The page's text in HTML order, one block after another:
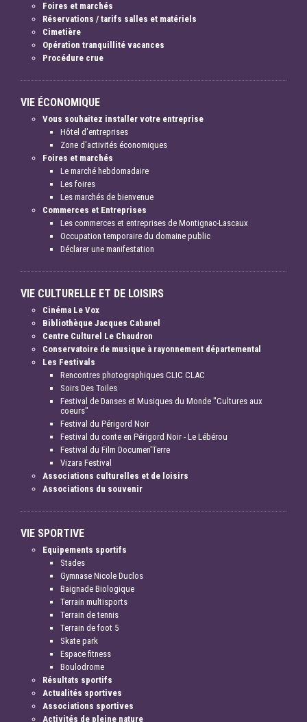
Foires et marchés
Réservations / tarifs salles et matériels
Cimetière
Opération tranquillité vacances
Procédure crue
VIE ÉCONOMIQUE
Vous souhaitez installer votre entreprise
Hôtel d'entreprises
Zone d'activités économiques
Foires et marchés
Le marché hebdomadaire
Les foires
Les marchés de bienvenue
Commerces et Entreprises
Les commerces et entreprises de Montignac-Lascaux
Occupation temporaire du domaine public
Déclarer une manifestation
VIE CULTURELLE ET DE LOISIRS
Cinéma Le Vox
Bibliothèque Jacques Cabanel
Centre Culturel Le Chaudron
Conservatoire de musique à rayonnement départemental
Les Festivals
Rencontres photographiques CLIC CLAC
Soirs Des Toiles
Festival de Danses et Musiques du Monde "Cultures aux
coeurs"
Festival du Périgord Noir
Festival du conte en Périgord Noir - Le Lébérou
Festival du Film Documen'Terre
Vizara Festival
Associations culturelles et de loisirs
Associations du souvenir
VIE SPORTIVE
Equipements sportifs
Stades
Gymnase Nicole Duclos
Baignade Biologique
Terrain multisports
Terrain de tennis
Terrain de foot 5
Skate park
Espace fitness
Boulodrome
Résultats sportifs
Actualités sportives
Associations sportives
Activités de pleine nature